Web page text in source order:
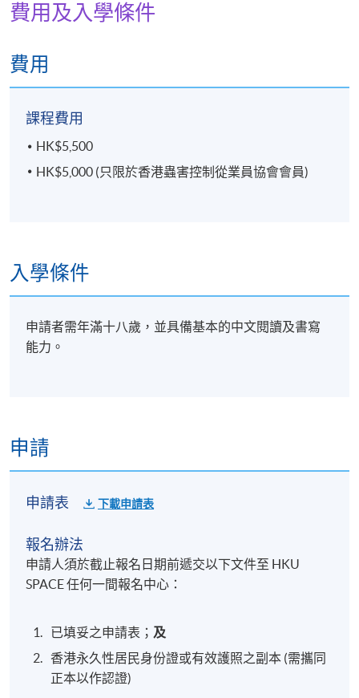
修業期
評核方式
1 小時筆試
考核及証書
出席率須達到 70% 或以上，才可出席期末筆試。筆試
費用及入學條件
費用
課程費用
HK$5,500
HK$5,000 (只限於香港蟲害控制從業員協會會員)
入學條件
申請者需年滿十八歲，並具備基本的中文閱讀及書寫
能力。
申請
申請表 下載申請表
報名辦法
申請人須於截止報名日期前遞交以下文件至 HKU
SPACE 任何一間報名中心：
已填妥之申請表； 及
香港永久性居民身份證或有效護照之副本 (需攜同
正本以作認證)